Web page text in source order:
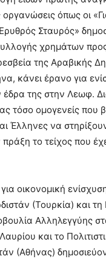
όπως οι
Σταυρός»
χρημάτων
της Αραβικής
κάνει έρανο για
της στην Λεωφ.
τόσο ομογενείς που
Έλληνες να
το τείχος που
οικονομική
(Τουρκία) και
Αλληλεγγύης
και το
(Αθήνας)